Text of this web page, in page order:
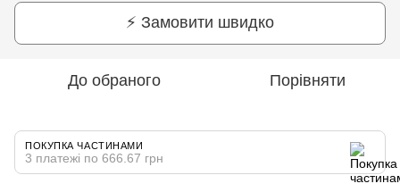
⚡ Замовити швидко
До обраного Порівняти
ПОКУПКА ЧАСТИНАМИ
3 платежі по 666.67 грн